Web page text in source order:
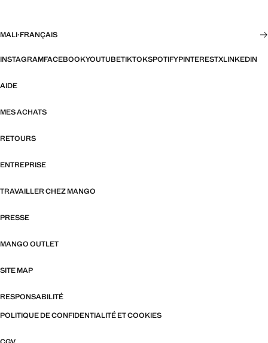
MALI·FRANÇAIS
INSTAGRAMFACEBOOKYOUTUBETIKTOKSPOTIFYPINTERESTXLINKEDIN
AIDE
MES ACHATS
RETOURS
ENTREPRISE
TRAVAILLER CHEZ MANGO
PRESSE
MANGO OUTLET
SITE MAP
RESPONSABILITÉ
POLITIQUE DE CONFIDENTIALITÉ ET COOKIES